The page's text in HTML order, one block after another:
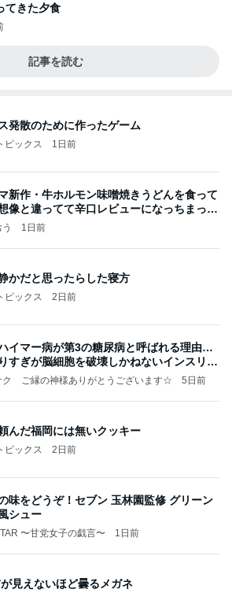
てきた夕食
記事を読む
発散のために作ったゲーム
ピックス 1日前
新作・牛ホルモン味噌焼きうどんを食って
像と違ってて辛口レビューになっちまった
1日前
かだと思ったらした寝方
ピックス 2日前
イマー病が第3の糖尿病と呼ばれる理由…
すぎが脳細胞を破壊しかねないインスリン
ク ご縁の神様ありがとうございます☆ 5日前
んだ福岡には無いクッキー
ピックス 2日前
味をどうぞ！セブン 玉林園監修 グリーン
シュー
〜甘党女子の戯言〜 1日前
見えないほど曇るメガネ